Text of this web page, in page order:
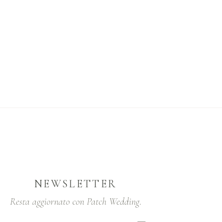
NEWSLETTER
Resta aggiornato con Patch Wedding.